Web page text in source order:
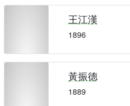
王江漢
1896
黃振德
1889